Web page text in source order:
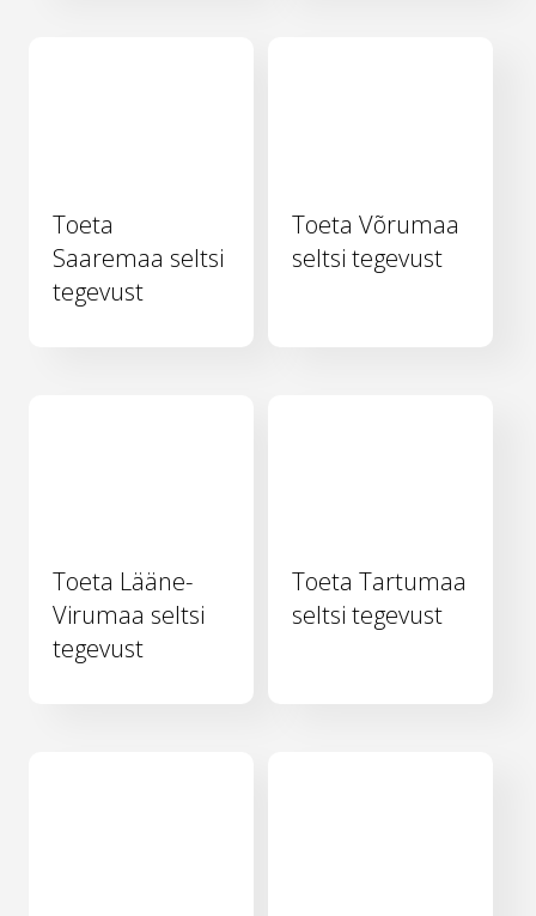
Toeta
Saaremaa seltsi
tegevust
Toeta Võrumaa
seltsi tegevust
Toeta Lääne-
Virumaa seltsi
tegevust
Toeta Tartumaa
seltsi tegevust